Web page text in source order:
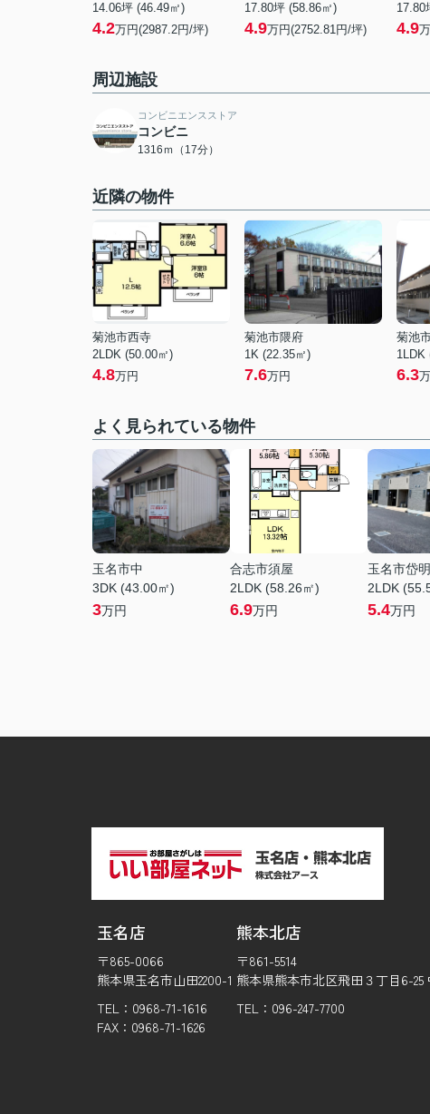
14.06坪 (46.49㎡)
4.2万円(2987.2円/坪)
17.80坪 (58.86㎡)
4.9万円(2752.81円/坪)
17.80
4.9
周辺施設
コンビニエンスストア
コンビニ
1316ｍ（17分）
近隣の物件
菊池市西寺
2LDK (50.00㎡)
4.8万円
菊池市隈府
1K (22.35㎡)
7.6万円
菊池
1LDK
6.3
よく見られている物件
玉名市中
3DK (43.00㎡)
3万円
合志市須屋
2LDK (58.26㎡)
6.9万円
玉名市岱
2LDK
5.4万円
玉名店
〒865-0066
熊本県玉名市山田2200-1
TEL：0968-71-1616
FAX：0968-71-1626
熊本北店
〒861-5514
熊本県熊本市北区飛田３丁目6-25
TEL：096-247-7700